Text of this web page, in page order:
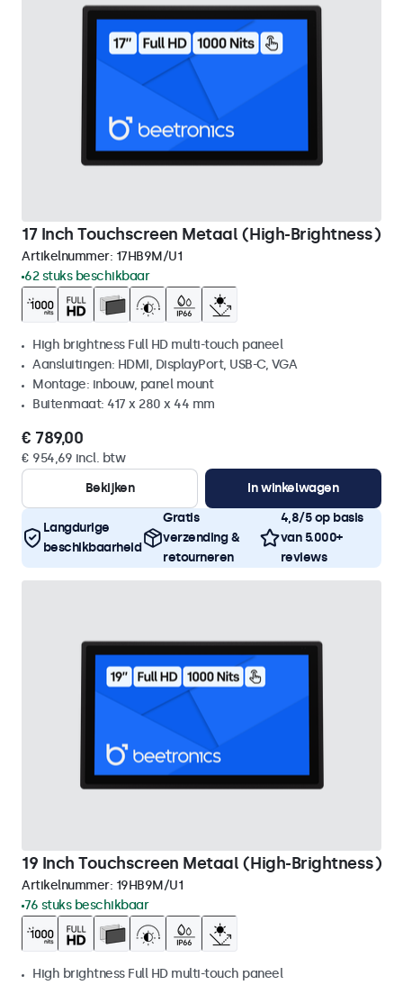
17 Inch Touchscreen Metaal (High-Brightness)
Artikelnummer: 17HB9M/U1
62 stuks beschikbaar
High brightness Full HD multi-touch paneel
Aansluitingen: HDMI, DisplayPort, USB-C, VGA
Montage: inbouw, panel mount
Buitenmaat: 417 x 280 x 44 mm
€ 789,00
€ 954,69 incl. btw
Bekijken
In winkelwagen
Langdurige
beschikbaarheid
Gratis
verzending &
retourneren
4,8/5 op basis
van 5.000+
reviews
19 Inch Touchscreen Metaal (High-Brightness)
Artikelnummer: 19HB9M/U1
76 stuks beschikbaar
High brightness Full HD multi-touch paneel